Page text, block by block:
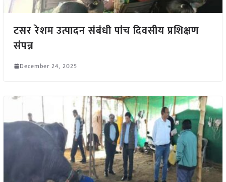
टसर रेशम उत्पादन संबंधी पांच दिवसीय प्रशिक्षण
संपन्न
December 24, 2025